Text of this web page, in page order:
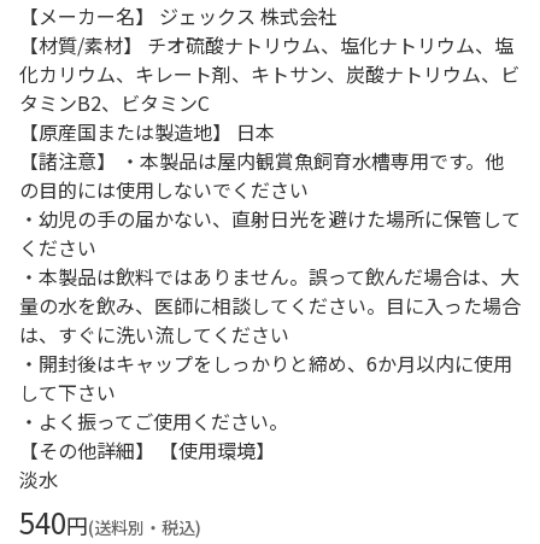
【メーカー名】 ジェックス 株式会社
【材質/素材】 チオ硫酸ナトリウム、塩化ナトリウム、塩
化カリウム、キレート剤、キトサン、炭酸ナトリウム、ビ
タミンB2、ビタミンC
【原産国または製造地】 日本
【諸注意】 ・本製品は屋内観賞魚飼育水槽専用です。他
の目的には使用しないでください
・幼児の手の届かない、直射日光を避けた場所に保管して
ください
・本製品は飲料ではありません。誤って飲んだ場合は、大
量の水を飲み、医師に相談してください。目に入った場合
は、すぐに洗い流してください
・開封後はキャップをしっかりと締め、6か月以内に使用
して下さい
・よく振ってご使用ください。
【その他詳細】 【使用環境】
淡水
540円(送料別・税込)